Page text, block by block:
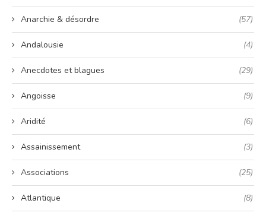
Anarchie & désordre (57)
Andalousie (4)
Anecdotes et blagues (29)
Angoisse (9)
Aridité (6)
Assainissement (3)
Associations (25)
Atlantique (8)